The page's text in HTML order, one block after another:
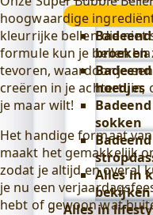
Badeend
broeken
Badeend
hoedjes
Badeend
sokken
Badeend
Alles in
bekijken
Alles in
hoogwaardige
kleurrijke bellen die niet
formule kun je bellen
tevoren, waardoor je
creëren in je achtertuin,
je maar wilt!
Het handige formaat
maakt het gemakkelijk
zodat je altijd en overal
je nu een
hebt of gewoon wat